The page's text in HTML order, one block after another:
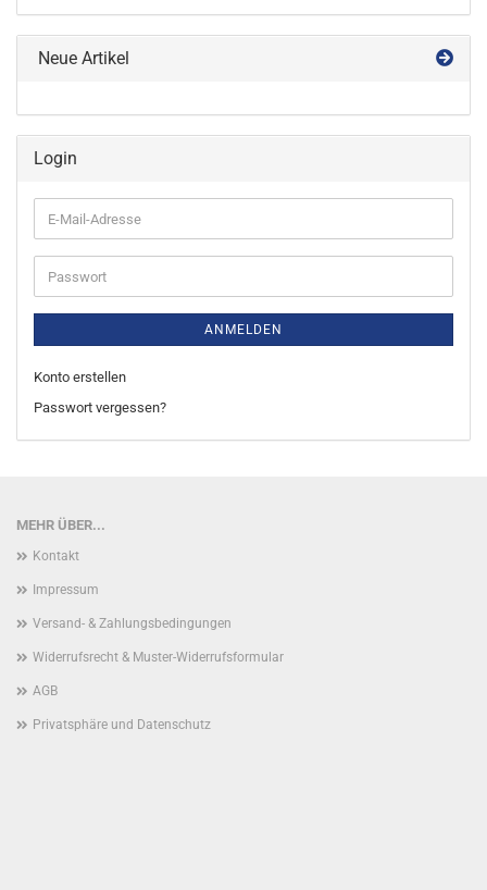
Neue Artikel
Login
E-
Mail-
Adresse
Passwort
ANMELDEN
Konto erstellen
Passwort vergessen?
MEHR ÜBER...
Kontakt
Impressum
Versand- & Zahlungsbedingungen
Widerrufsrecht & Muster-Widerrufsformular
AGB
Privatsphäre und Datenschutz